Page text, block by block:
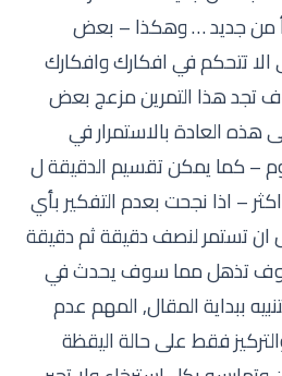
من جديد … وهكذا – بعض
الا تتحكم في افكارك وافكارك
هذا التمرين مزعج بعض
العادة بالاستمرار في
– كما يمكن تقسيم الدقيقة ل
– اذا نجحت بعدم التفكير بأي
تستمر لنصف دقيقة ثم دقيقة
تذهل مما سوف يحدث في
ببداية المقال, المهم عدم
فقط على حالة اليقظة